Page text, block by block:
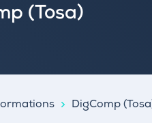
Sourcer une
(Tosa)
DigComp